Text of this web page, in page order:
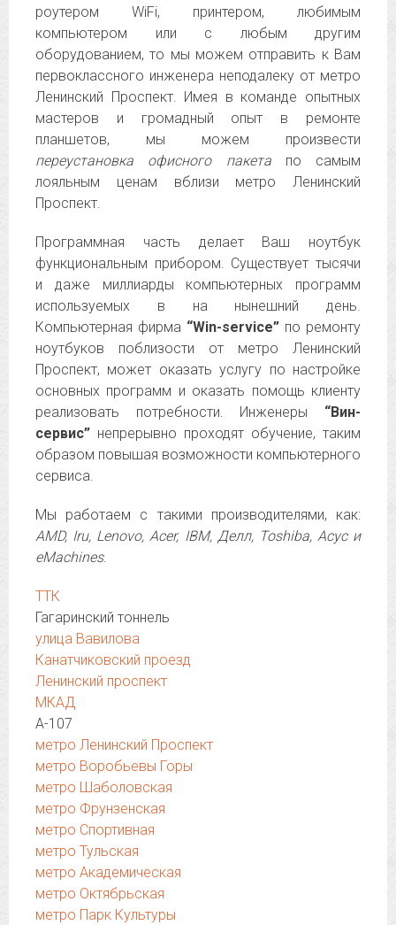
роутером WiFi, принтером, любимым
компьютером или с любым другим
оборудованием, то мы можем отправить к Вам
первоклассного инженера неподалеку от метро
Ленинский Проспект. Имея в команде опытных
мастеров и громадный опыт в ремонте
планшетов, мы можем произвести
переустановка офисного пакетапо самым
лояльным ценам вблизи метро Ленинский
Проспект.
Программная часть делает Ваш ноутбук
функциональным прибором. Существует тысячи
и даже миллиарды компьютерных программ
используемых в на нынешний день.
Компьютерная фирма “Win-service” по ремонту
ноутбуков поблизости от метро Ленинский
Проспект, может оказать услугу по настройке
основных программ и оказать помощь клиенту
реализовать потребности. Инженеры “Вин-
сервис” непрерывно проходят обучение, таким
образом повышая возможности компьютерного
сервиса.
Мы работаем с такими производителями, как:
AMD, Iru, Lenovo, Acer, IBM, Делл, Toshiba, Асус и
eMachines.
ТТК
Гагаринский тоннель
улица Вавилова
Канатчиковский проезд
Ленинский проспект
МКАД
А-107
метро Ленинский Проспект
метро Воробьевы Горы
метро Шаболовская
метро Фрунзенская
метро Спортивная
метро Тульская
метро Академическая
метро Октябрьская
метро Парк Культуры